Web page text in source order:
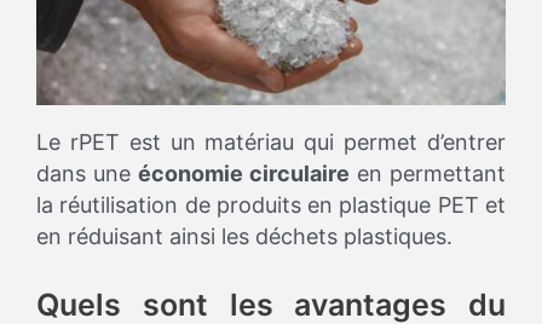
Le rPET est un matériau qui permet d’entrer
dans une économie circulaire en permettant
la réutilisation de produits en plastique PET et
en réduisant ainsi les déchets plastiques.
Quels sont les avantages du